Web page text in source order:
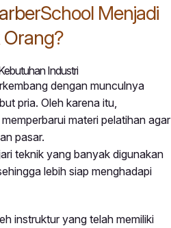
Menjadi
Orang?
Industri
dengan munculnya
pria. Oleh karena itu,
materi pelatihan agar
pasar.
teknik yang banyak digunakan
lebih siap menghadapi
instruktur yang telah memiliki